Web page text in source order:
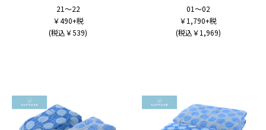
21～22
￥490+税
(税込￥539)
01～02
￥1,790+税
(税込￥1,969)